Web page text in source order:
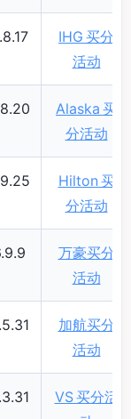
IHG 买分
活动
Alaska 买
分活动
Hilton 买
分活动
万豪买分
活动
加航买分
活动
VS 买分活